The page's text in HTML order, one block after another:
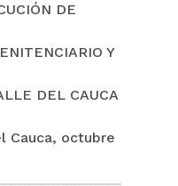
DE
Y
DEL CAUCA
Cauca, octubre